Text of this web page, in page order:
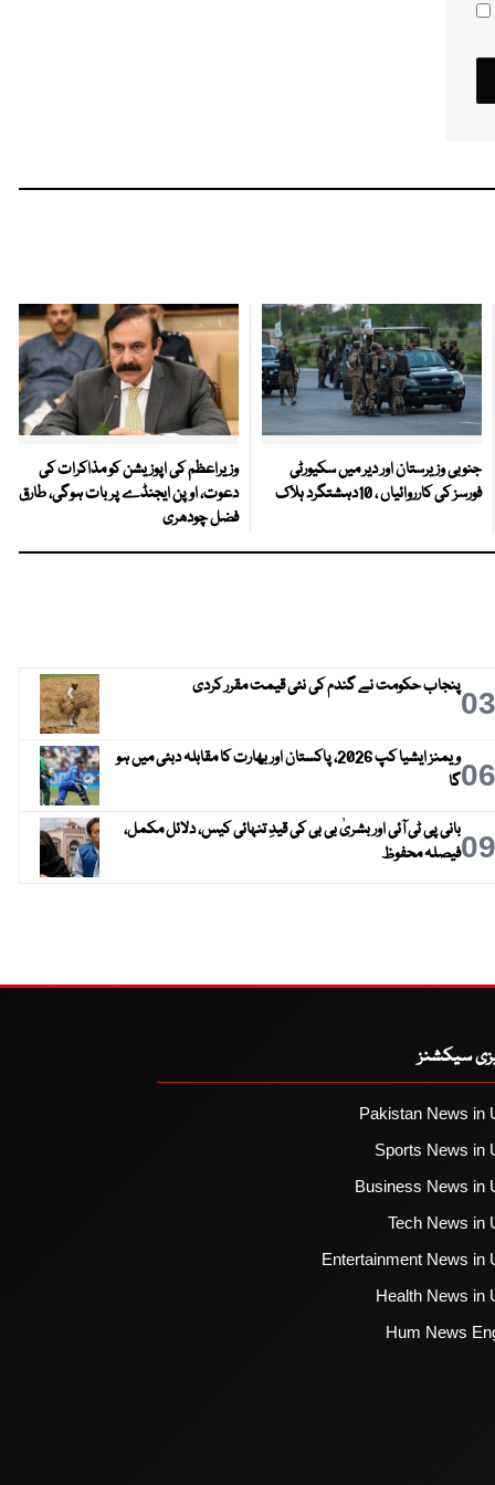
جنوبی وزیرستان اور دیر میں سکیورٹی
فورسز کی کارروائیاں ، 10دہشتگرد ہلاک
وزیراعظم کی اپوزیشن کو مذاکرات کی
دعوت، اوپن ایجنڈے پر بات ہوگی، طارق
فضل چودھری
03پنجاب حکومت نے گندم کی نئی قیمت مقرر کردی
06
ویمنز ایشیا کپ 2026، پاکستان اور بھارت کا مقابلہ دبئی میں ہو
گا
09بانی پی ٹی آئی اور بشریٰ بی بی کی قیدِ تنہائی کیس، دلائل مکمل،
فیصلہ محفوظ
سیکشنز
Pakistan News in
Sports News in
Business News in
Tech News in
Entertainment News in
Health News in
Hum News